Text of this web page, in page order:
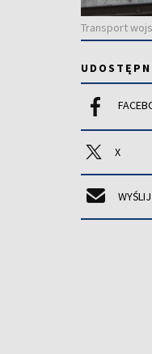
Transport
X